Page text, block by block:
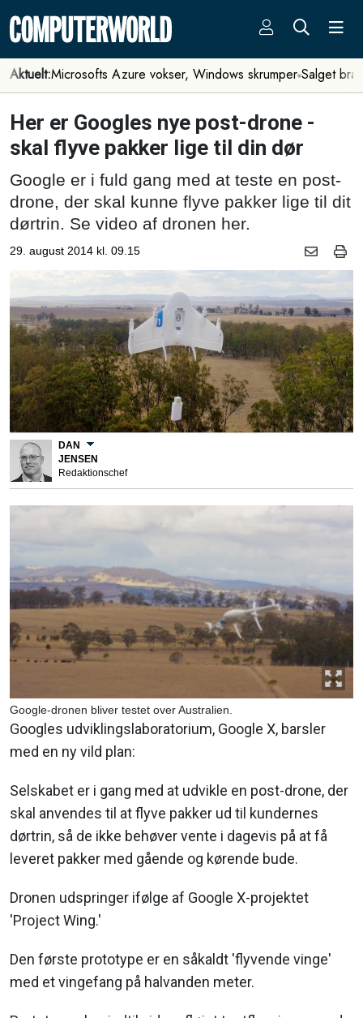
Aktuelt:Microsofts Azure vokser, Windows skrumper Salget
Her er Googles nye post-drone -
skal flyve pakker lige til din dør
Google er i fuld gang med at teste en post-
drone, der skal kunne flyve pakker lige til dit
dørtrin. Se video af dronen her.
29. august 2014 kl. 09.15
DAN
JENSEN
Redaktionschef
Google-dronen bliver testet over Australien.
Googles udviklingslaboratorium, Google X, barsler
med en ny vild plan:
Selskabet er i gang med at udvikle en post-drone, der
skal anvendes til at flyve pakker ud til kundernes
dørtrin, så de ikke behøver vente i dagevis på at få
leveret pakker med gående og kørende bude.
Dronen udspringer ifølge af Google X-projektet
'Project Wing.'
Den første prototype er en såkaldt 'flyvende vinge'
med et vingefang på halvanden meter.